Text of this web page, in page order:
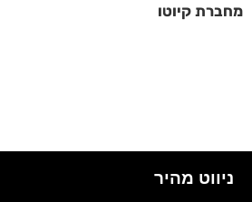
מחברת קיוטו
ניווט מהיר